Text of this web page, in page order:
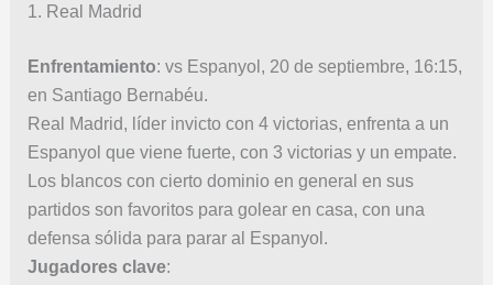
1. Real Madrid
Enfrentamiento: vs Espanyol, 20 de septiembre, 16:15,
en Santiago Bernabéu.
Real Madrid, líder invicto con 4 victorias, enfrenta a un
Espanyol que viene fuerte, con 3 victorias y un empate.
Los blancos con cierto dominio en general en sus
partidos son favoritos para golear en casa, con una
defensa sólida para parar al Espanyol.
Jugadores clave: